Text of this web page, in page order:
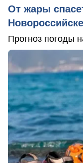
От жары
Новороссийске
Прогноз погоды